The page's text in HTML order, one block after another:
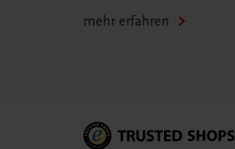
mehr erfahren